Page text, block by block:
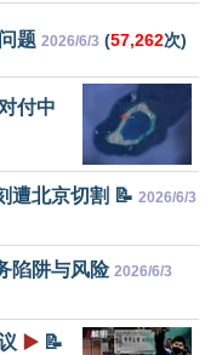
题 2026/6/3 (57,262次)
付中
遭北京切割 📝 2026/6/3
陷阱与风险 2026/6/3
▶️ 📝